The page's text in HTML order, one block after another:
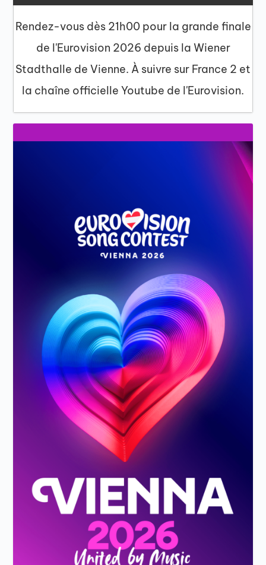
Rendez-vous dès 21h00 pour la grande finale
de l'Eurovision 2026 depuis la Wiener
Stadthalle de Vienne. À suivre sur France 2 et
la chaîne officielle Youtube de l'Eurovision.